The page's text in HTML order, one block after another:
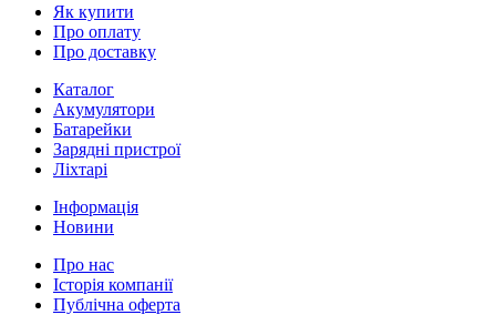
Як купити
Про оплату
Про доставку
Каталог
Акумулятори
Батарейки
Зарядні пристрої
Ліхтарі
Інформація
Новини
Про нас
Історія компанії
Публічна оферта